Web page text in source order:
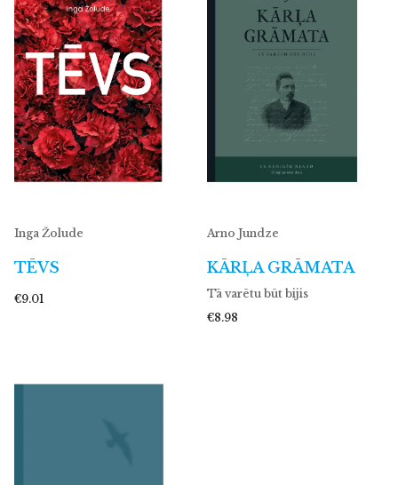
Inga Žolude
TĒVS
€9.01
Arno Jundze
KĀRĻA GRĀMATA
Tā varētu būt bijis
€8.98